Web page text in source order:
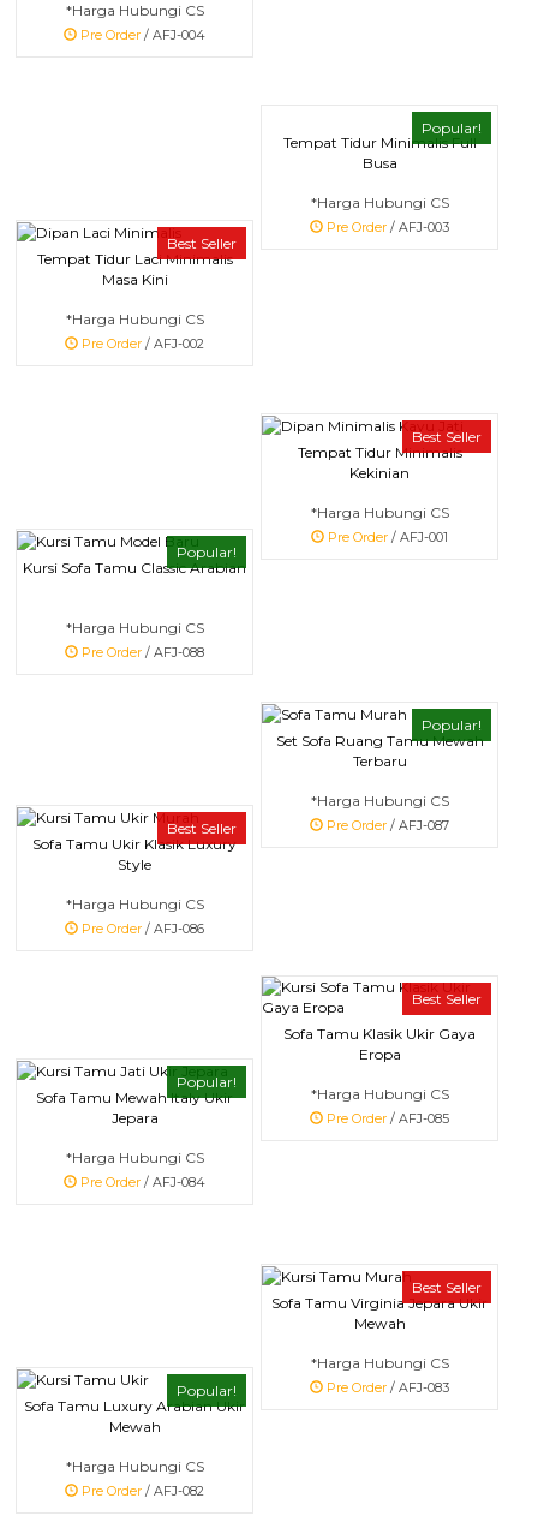
*Harga Hubungi CS
Pre Order / AFJ-004
Popular!
Tempat Tidur Minimalis Full
Busa
*Harga Hubungi CS
Pre Order / AFJ-003
Best Seller
Tempat Tidur Laci Minimalis
Masa Kini
*Harga Hubungi CS
Pre Order / AFJ-002
Best Seller
Tempat Tidur Minimalis
Kekinian
*Harga Hubungi CS
Pre Order / AFJ-001
Popular!
Kursi Sofa Tamu Classic Arabian
*Harga Hubungi CS
Pre Order / AFJ-088
Popular!
Set Sofa Ruang Tamu Mewah
Terbaru
*Harga Hubungi CS
Pre Order / AFJ-087
Best Seller
Sofa Tamu Ukir Klasik Luxury
Style
*Harga Hubungi CS
Pre Order / AFJ-086
Best Seller
Sofa Tamu Klasik Ukir Gaya
Eropa
*Harga Hubungi CS
Pre Order / AFJ-085
Popular!
Sofa Tamu Mewah Italy Ukir
Jepara
*Harga Hubungi CS
Pre Order / AFJ-084
Best Seller
Sofa Tamu Virginia Jepara Ukir
Mewah
*Harga Hubungi CS
Pre Order / AFJ-083
Popular!
Sofa Tamu Luxury Arabian Ukir
Mewah
*Harga Hubungi CS
Pre Order / AFJ-082